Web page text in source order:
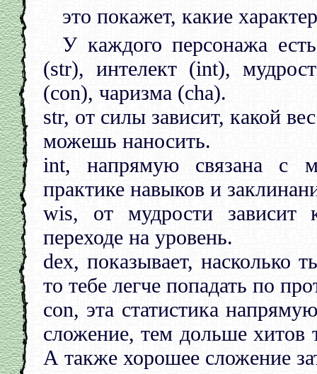
это покажет, какие
У каждого персонажа
(str), интелект (int),
(con), чаризма (cha).
str, от силы зависит, какой
можешь наносить.
int, напрямую связана с
практике навыков и
wis, от мудрости зависит
переходе на уровень.
dex, показывает, насколько
то тебе легче попадать по
con, эта статистика
сложение, тем дольше хитов
А также хорошее сложение